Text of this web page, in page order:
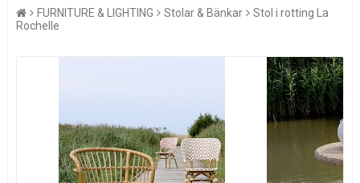
FURNITURE & LIGHTING Stolar & Bänkar
Stol i rotting La
Rochelle